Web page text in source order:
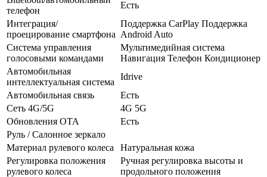
телефон
Есть
Интеграция/
проецирование смартфона
Поддержка CarPlay Поддержка
Android Auto
Система управления
голосовыми командами
Мультимедийная система
Навигация Телефон Кондиционер
Автомобильная
интеллектуальная система
Idrive
Автомобильная связь
Есть
Сеть 4G/5G
4G 5G
Обновления OTA
Есть
Руль / Салонное зеркало
Материал рулевого колеса
Натуральная кожа
Регулировка положения
рулевого колеса
Ручная регулировка высоты и
продольного положения